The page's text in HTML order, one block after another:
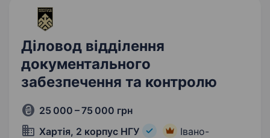
Діловод відділення
документального
забезпечення та контролю
25 000 – 75 000 грн
Хартія, 2 корпус НГУ
Івано-